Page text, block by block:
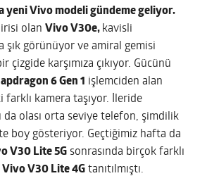
yeni Vivo modeli gündeme geliyor.
olanVivo V30e, kavisli
şık görünüyor ve amiral gemisi
çizgide karşımıza çıkıyor. Gücünü
6 Gen 1 işlemciden alan
farklı kamera taşıyor. İleride
da olası orta seviye telefon, şimdilik
boy gösteriyor. Geçtiğimiz hafta da
V30 Lite 5G sonrasında birçok farklı
Vivo V30 Lite 4G tanıtılmıştı.